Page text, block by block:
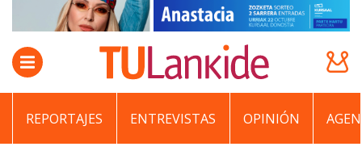
REPORTAJES ENTREVISTAS OPINIÓN